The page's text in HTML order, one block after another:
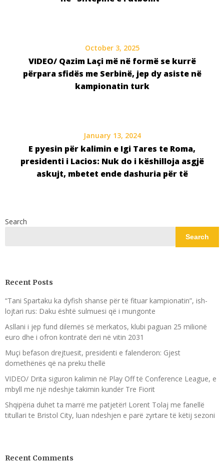
October 3, 2025
VIDEO/ Qazim Laçi më në formë se kurrë
përpara sfidës me Serbinë, jep dy asiste në
kampionatin turk
January 13, 2024
E pyesin për kalimin e Igi Tares te Roma,
presidenti i Lacios: Nuk do i këshilloja asgjë
askujt, mbetet ende dashuria për të
Search
Search
Recent Posts
“Tani Spartaku ka dyfish shanse për të fituar kampionatin”, ish-
lojtari rus: Daku është sulmuesi që i mungonte
Asllani i jep fund dilemës së merkatos, klubi paguan 25 milionë
euro dhe i ofron kontratë deri në vitin 2031
Muçi befason drejtuesit, presidenti e falenderon: Gjest
domethënës që na preku thellë
VIDEO/ Drita siguron kalimin në Play Off të Conference League, e
mbyll me një ndeshje takimin kundër Tre Fiorit
Shqipëria duhet ta marrë me patjetër! Lorent Tolaj me fanellë
titullari te Bristol City, luan ndeshjen e parë zyrtare të këtij sezoni
Recent Comments